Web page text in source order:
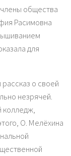
общества
Расимовна
для
о своей
незрячей.
колледж,
О. Мелёхина